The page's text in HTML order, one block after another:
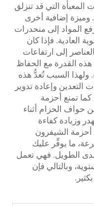
المعبأة التي قد تنزلق
إضافية أخرى
المواد إلى منحدرات
العادية. فإذا كان
إلى ارتفاعات
القدرة مع الحفاظ
السبب تُعدُّ هذه
التعدين وإعادة تدوير
كما تمنع أحزمة
حواف الحزام أثناء
وزيادة كفاءة
أحزمة الشيفرون
ما يوفِّر عليك
الطويل. فهي تعمل
وبالتالي فإن